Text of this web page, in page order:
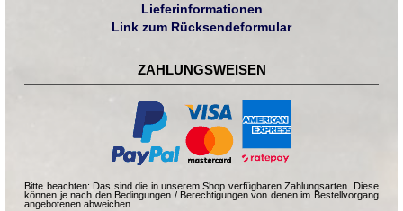
Lieferinformationen
Link zum Rücksendeformular
ZAHLUNGSWEISEN
Bitte beachten: Das sind die in unserem Shop verfügbaren Zahlungsarten. Diese
können je nach den Bedingungen / Berechtigungen von denen im Bestellvorgang
angebotenen abweichen.